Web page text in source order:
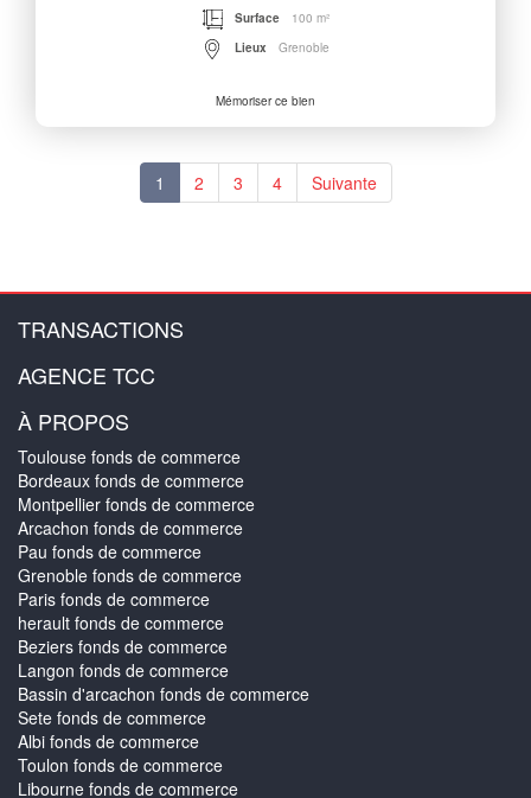
Surface
100 m²
Lieux
Grenoble
Mémoriser ce bien
1 2 3 4 Suivante
TRANSACTIONS
AGENCE TCC
À PROPOS
Toulouse fonds de commerce
Bordeaux fonds de commerce
Montpellier fonds de commerce
Arcachon fonds de commerce
Pau fonds de commerce
Grenoble fonds de commerce
Paris fonds de commerce
herault fonds de commerce
Beziers fonds de commerce
Langon fonds de commerce
Bassin d'arcachon fonds de commerce
Sete fonds de commerce
Albi fonds de commerce
Toulon fonds de commerce
Libourne fonds de commerce